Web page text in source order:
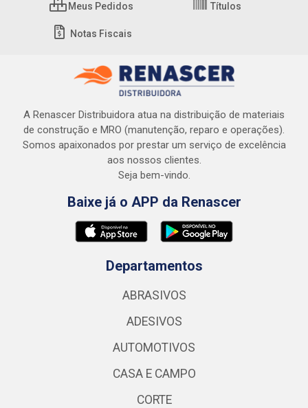
Meus Pedidos Títulos
Notas Fiscais
A Renascer Distribuidora atua na distribuição de materiais
de construção e MRO (manutenção, reparo e operações).
Somos apaixonados por prestar um serviço de excelência
aos nossos clientes.
Seja bem-vindo.
Baixe já o APP da Renascer
Departamentos
ABRASIVOS
ADESIVOS
AUTOMOTIVOS
CASA E CAMPO
CORTE